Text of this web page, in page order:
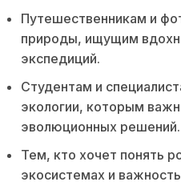
Путешественникам и
природы, ищущим
экспедиций.
Студентам и
экологии, которым
эволюционных решений.
Тем, кто хочет понять
экосистемах и